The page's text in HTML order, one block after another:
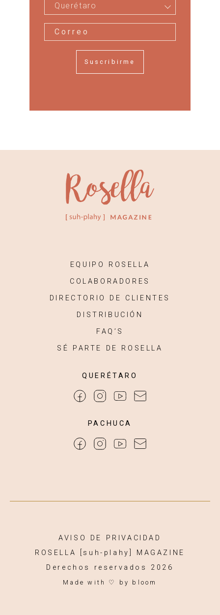
Querétaro
Suscribirme
EQUIPO ROSELLA
COLABORADORES
DIRECTORIO DE CLIENTES
DISTRIBUCIÓN
FAQ’S
SÉ PARTE DE ROSELLA
QUERÉTARO
PACHUCA
AVISO DE PRIVACIDAD
ROSELLA [suh-plahy] MAGAZINE
Derechos reservados 2026
Made with ♡ by bloom